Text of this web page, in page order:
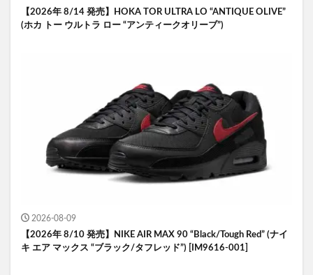
【2026年 8/14 発売】HOKA TOR ULTRA LO “ANTIQUE OLIVE”
(ホカ トー ウルトラ ロー “アンティークオリーブ”)
2026-08-09
【2026年 8/10 発売】NIKE AIR MAX 90 “Black/Tough Red” (ナイ
キ エア マックス “ブラック/タフレッド”) [IM9616-001]